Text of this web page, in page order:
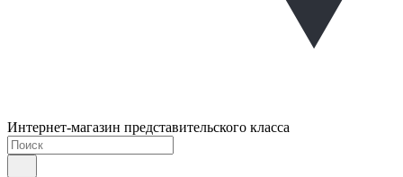
Интернет-магазин представительского класса